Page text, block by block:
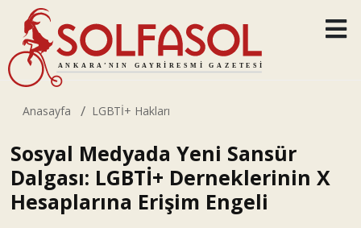
Anasayfa LGBTİ+ Hakları
Sosyal Medyada Yeni Sansür
Dalgası: LGBTİ+ Derneklerinin X
Hesaplarına Erişim Engeli